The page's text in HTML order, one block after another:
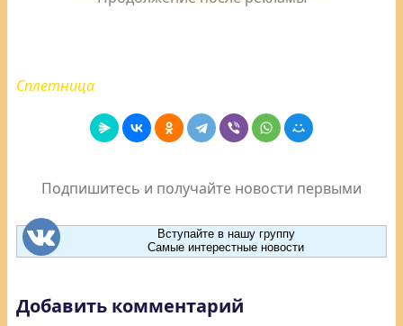
Сплетница
Подпишитесь и получайте новости первыми
Вступайте в нашу группу
Самые интерестные новости
Добавить комментарий